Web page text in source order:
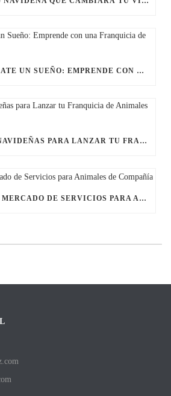
ESTE AÑO, REGÁLATE UN SUEÑO: EMPRENDE CON UNA FRANQUICIA DE EL PERRO FELIZ
ÚLTIMAS BECAS NAVIDEÑAS PARA LANZAR TU FRANQUICIA DE ANIMALES DE COMPAÑÍA
TENDENCIAS DEL MERCADO DE SERVICIOS PARA ANIMALES DE COMPAÑÍA